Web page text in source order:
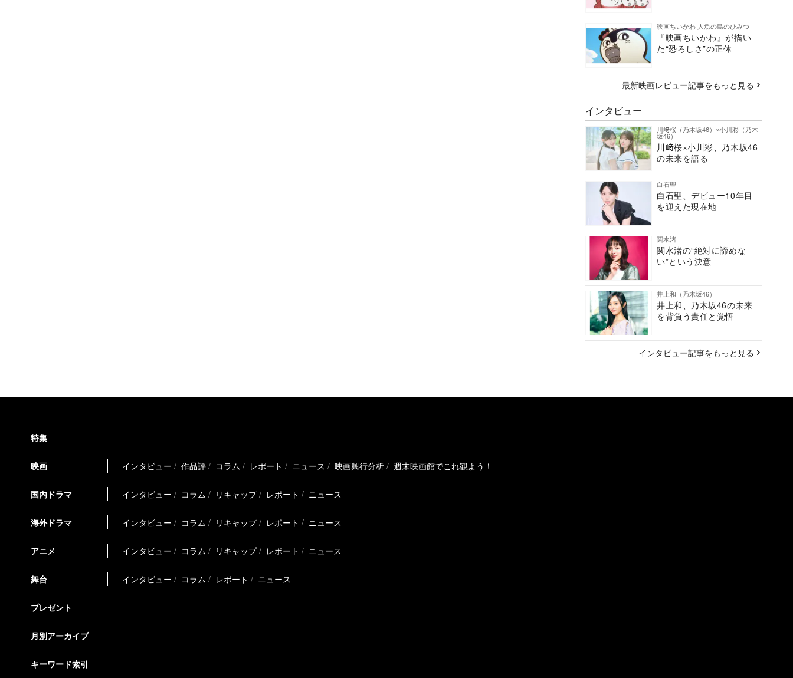
映画ちいかわ 人魚の島のひみつ
『映画ちいかわ』が描い
た“恐ろしさ”の正体
最新映画レビュー記事をもっと見る
インタビュー
川﨑桜（乃木坂46）×小川彩（乃木
坂46）
川﨑桜×小川彩、乃木坂46
の未来を語る
白石聖
白石聖、デビュー10年目
を迎えた現在地
関水渚
関水渚の“絶対に諦めな
い”という決意
井上和（乃木坂46）
井上和、乃木坂46の未来
を背負う責任と覚悟
インタビュー記事をもっと見る
特集
映画 インタビュー 作品評 コラム レポート ニュース 映画興行分析 週末映画館でこれ観よう！
国内ドラマ インタビュー コラム リキャップ レポート ニュース
海外ドラマ インタビュー コラム リキャップ レポート ニュース
アニメ インタビュー コラム リキャップ レポート ニュース
舞台 インタビュー コラム レポート ニュース
プレゼント
月別アーカイブ
キーワード索引